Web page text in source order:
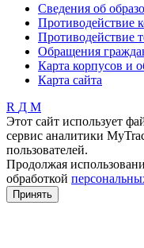
Сведения об
Противодействие
Противодействие
Обращения
Карта корпусов и
Карта сайта
R Д М
Этот сайт использует
сервис аналитики
пользователей.
Продолжая
обработкой
Принять